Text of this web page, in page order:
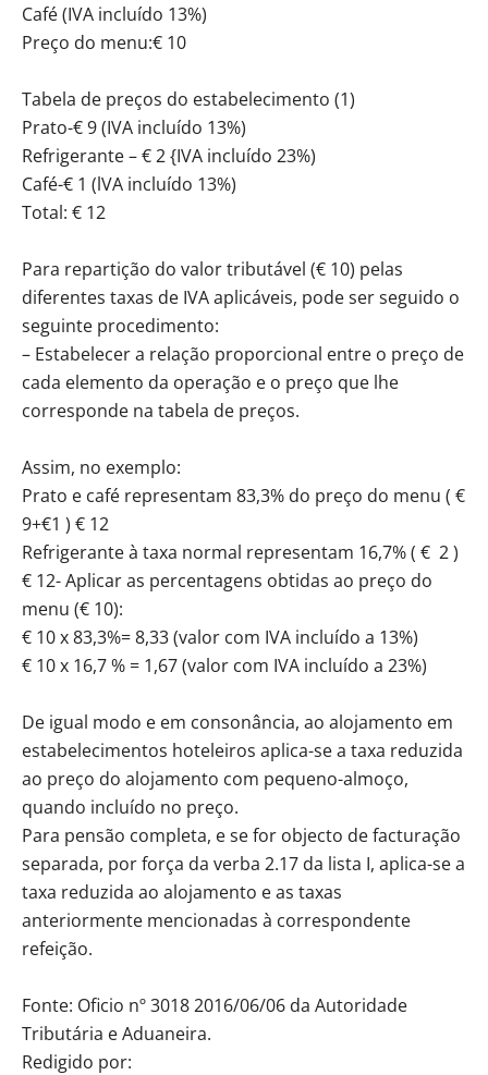
Café (IVA incluído 13%)
Preço do menu:€ 10
Tabela de preços do estabelecimento (1)
Prato-€ 9 (IVA incluído 13%)
Refrigerante – € 2 {IVA incluído 23%)
Café-€ 1 (lVA incluído 13%)
Total: € 12
Para repartição do valor tributável (€ 10) pelas
diferentes taxas de IVA aplicáveis, pode ser seguido o
seguinte procedimento:
– Estabelecer a relação proporcional entre o preço de
cada elemento da operação e o preço que lhe
corresponde na tabela de preços.
Assim, no exemplo:
Prato e café representam 83,3% do preço do menu ( €
9+€1 ) € 12
Refrigerante à taxa normal representam 16,7% ( € 2 )
€ 12- Aplicar as percentagens obtidas ao preço do
menu (€ 10):
€ 10 x 83,3%= 8,33 (valor com IVA incluído a 13%)
€ 10 x 16,7 % = 1,67 (valor com IVA incluído a 23%)
De igual modo e em consonância, ao alojamento em
estabelecimentos hoteleiros aplica-se a taxa reduzida
ao preço do alojamento com pequeno-almoço,
quando incluído no preço.
Para pensão completa, e se for objecto de facturação
separada, por força da verba 2.17 da lista I, aplica-se a
taxa reduzida ao alojamento e as taxas
anteriormente mencionadas à correspondente
refeição.
Fonte: Oficio nº 3018 2016/06/06 da Autoridade
Tributária e Aduaneira.
Redigido por: